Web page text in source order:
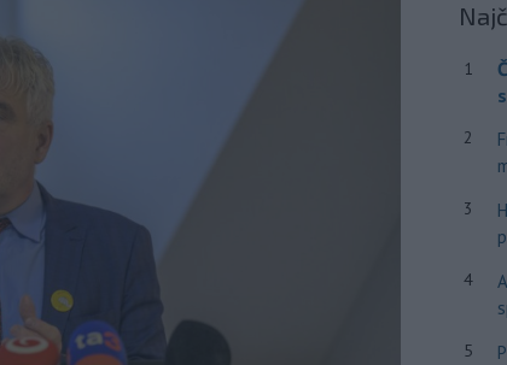
1
2
3
4
5